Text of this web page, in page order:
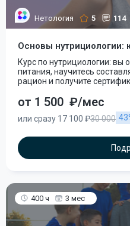
Нетология 5 114
Основы нутрициологии:
Курс по нутрициологии: вы
питания, научитесь
рацион и получите
от 1 500 ₽/мес
или сразу 17 100 ₽30 000
400 ч 3 мес